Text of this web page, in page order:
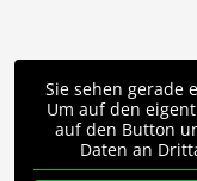
Sie sehen gerade
Um auf den
auf den Button
Daten an